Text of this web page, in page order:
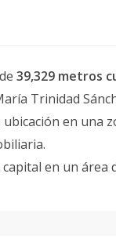
39,329 metros
Trinidad
en una
en un área